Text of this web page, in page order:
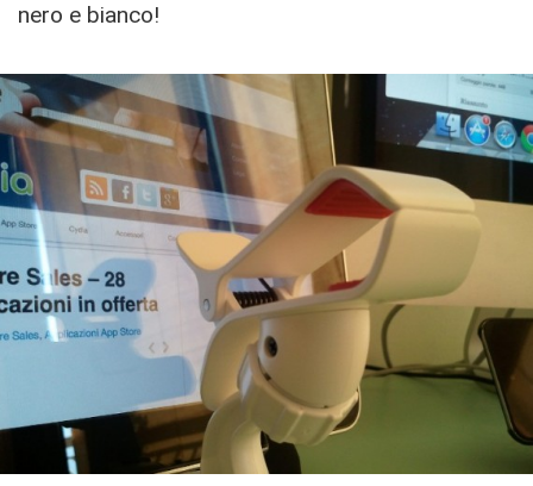
nero e bianco!